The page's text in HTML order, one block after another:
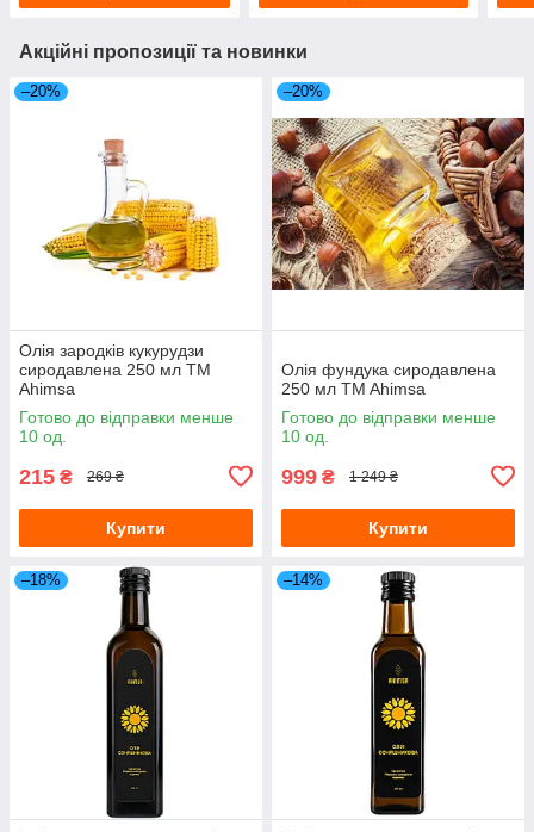
Акційні пропозиції та новинки
–20%
Олія зародків кукурудзи
сиродавлена 250 мл TM
Ahimsa
Готово до відправки менше
10 од.
215 ₴ 269 ₴
Купити
–20%
Олія фундука сиродавлена
250 мл TM Ahimsa
Готово до відправки менше
10 од.
999 ₴ 1 249 ₴
Купити
–18% –14%